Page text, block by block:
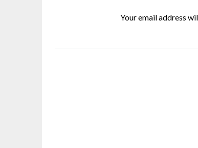
Your email address